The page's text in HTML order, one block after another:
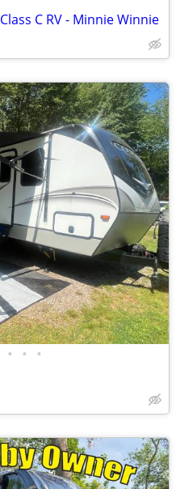
C RV - Minnie Winnie
• • •